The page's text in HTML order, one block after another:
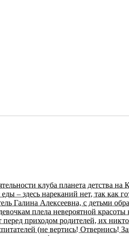
клуба планета детства
– здесь нареканий нет, так как
Галина Алексеевна, с детьми
плела невероятной
приходом родителей, их
(не вертись! Отвернись!